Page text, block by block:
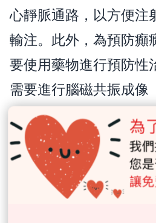
心靜脈通路，以方便注
輸注。此外，為預防癲
要使用藥物進行預防性
需要進行腦磁共振成像
監測可能出現的神經副
綜合而言，免疫治療是
療方式，但是需要密切
保治療的安全性和有
在治療期間保持緊密聯